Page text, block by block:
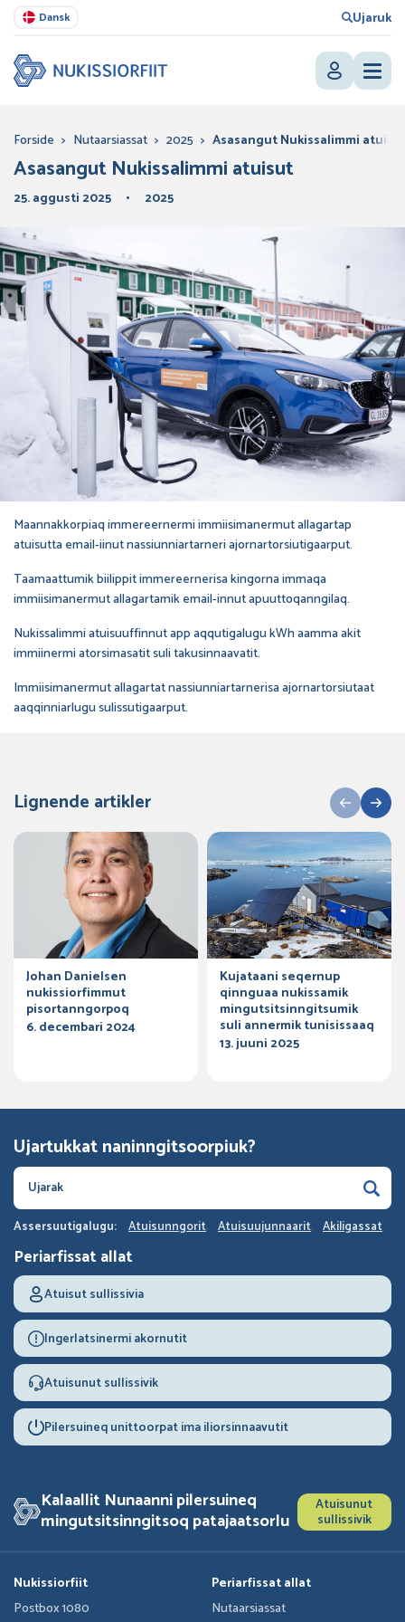
Dansk Ujaruk
Forside > Nutaarsiassat > 2025 > Asasangut Nukissalimmi
Asasangut Nukissalimmi atuisut
25. aggusti 2025 2025
Maannakkorpiaq immereernermi immiisimanermut allagartap
atuisutta email-iinut nassiunniartarneri ajornartorsiutigaarput.
Taamaattumik biilippit immereernerisa kingorna immaqa
immiisimanermut allagartamik email-innut apuuttoqanngilaq.
Nukissalimmi atuisuuffinnut app aqqutigalugu kWh aamma akit
immiinermi atorsimasatit suli takusinnaavatit.
Immiisimanermut allagartat nassiunniartarnerisa ajornartorsiutaat
aaqqinniarlugu sulissutigaarput.
Lignende artikler
Johan Danielsen
nukissiorfimmut
pisortanngorpoq
6. decembari 2024
Kujataani seqernup
qinnguaa nukissamik
mingutsitsinngitsumik
suli annermik tunisissaaq
13. juuni 2025
Ujartukkat naninngitsoorpiuk?
Assersuutigalugu: Atuisunngorit Atuisuujunnaarit Akiligassat
Periarfissat allat
Atuisut sullissivia
Ingerlatsinermi akornutit
Atuisunut sullissivik
Pilersuineq unittoorpat ima iliorsinnaavutit
Kalaallit Nunaanni pilersuineq
mingutsitsinngitsoq patajaatsorlu
Atuisunut
sullissivik
Nukissiorfiit
Postbox 1080
Periarfissat allat
Nutaarsiassat